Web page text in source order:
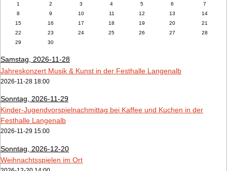
1 2 3 4 5 6
7
8
9 10 11 12 13
14
15
16 17 18 19 20
21
22
23 24 25 26 27
28
29
30
Samstag, 2026-11-28
Jahreskonzert Musik & Kunst in der Festhalle Langenalb
2026-11-28 18:00
Sonntag, 2026-11-29
Kinder-Jugendvorspielnachmittag bei Kaffee und Kuchen in der
Festhalle Langenalb
2026-11-29 15:00
Sonntag, 2026-12-20
Weihnachtsspielen im Ort